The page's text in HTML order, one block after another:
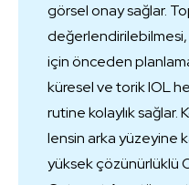
görsel onay sağlar.
için önceden
küresel ve torik IOL
rutine kolaylık sağlar.
lensin arka yüzeyine
yüksek çözünürlüklü